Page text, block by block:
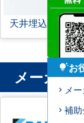
天井埋込ダクト
メーカー
tips_and_updatesお
メ
補助